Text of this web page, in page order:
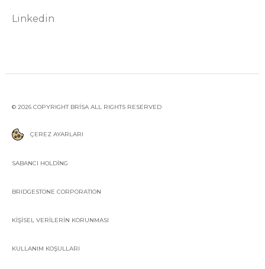
Linkedin
© 2026 COPYRIGHT BRİSA ALL RIGHTS RESERVED
ÇEREZ AYARLARI
SABANCI HOLDİNG
BRIDGESTONE CORPORATION
KİŞİSEL VERİLERİN KORUNMASI
KULLANIM KOŞULLARI